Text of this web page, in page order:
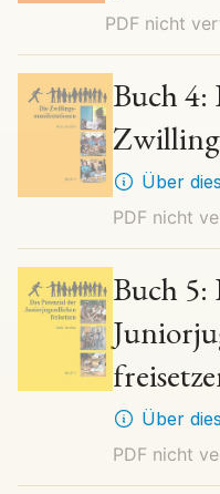
PDF nicht
Buch 4:
Über
PDF nicht
Buch 5:
Über
PDF nicht